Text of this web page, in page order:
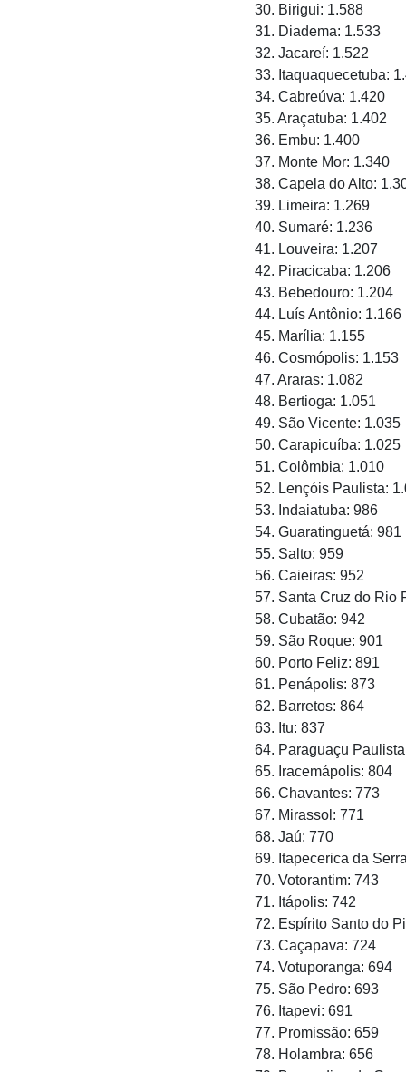
30. Birigui: 1.588
31. Diadema: 1.533
32. Jacareí: 1.522
33. Itaquaquecetuba:
34. Cabreúva: 1.420
35. Araçatuba: 1.402
36. Embu: 1.400
37. Monte Mor: 1.340
38. Capela do Alto:
39. Limeira: 1.269
40. Sumaré: 1.236
41. Louveira: 1.207
42. Piracicaba: 1.206
43. Bebedouro: 1.204
44. Luís Antônio: 1.166
45. Marília: 1.155
46. Cosmópolis: 1.153
47. Araras: 1.082
48. Bertioga: 1.051
49. São Vicente: 1.035
50. Carapicuíba: 1.025
51. Colômbia: 1.010
52. Lençóis Paulista:
53. Indaiatuba: 986
54. Guaratinguetá: 981
55. Salto: 959
56. Caieiras: 952
57. Santa Cruz do Rio
58. Cubatão: 942
59. São Roque: 901
60. Porto Feliz: 891
61. Penápolis: 873
62. Barretos: 864
63. Itu: 837
64. Paraguaçu
65. Iracemápolis: 804
66. Chavantes: 773
67. Mirassol: 771
68. Jaú: 770
69. Itapecerica da
70. Votorantim: 743
71. Itápolis: 742
72. Espírito Santo do
73. Caçapava: 724
74. Votuporanga: 694
75. São Pedro: 693
76. Itapevi: 691
77. Promissão: 659
78. Holambra: 656